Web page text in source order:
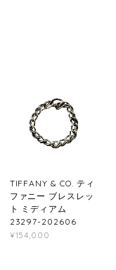
TIFFANY & CO. ティ
ファニー ブレスレッ
ト ミディアム
23297-202606
¥154,000